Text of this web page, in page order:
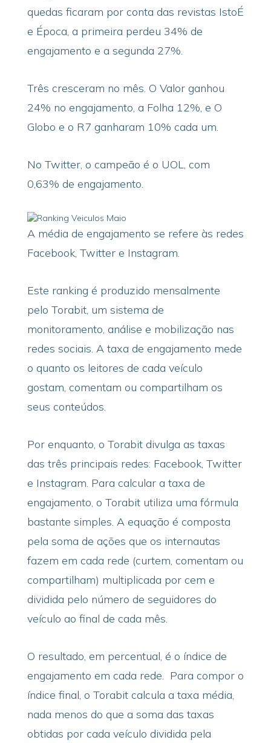
quedas ficaram por conta das revistas IstoÉ
e Época, a primeira perdeu 34% de
engajamento e a segunda 27%.
Três cresceram no mês. O Valor ganhou
24% no engajamento, a Folha 12%, e O
Globo e o R7 ganharam 10% cada um.
No Twitter, o campeão é o UOL, com
0,63% de engajamento.
A média de engajamento se refere às redes
Facebook, Twitter e Instagram.
Este ranking é produzido mensalmente
pelo Torabit, um sistema de
monitoramento, análise e mobilização nas
redes sociais. A taxa de engajamento mede
o quanto os leitores de cada veículo
gostam, comentam ou compartilham os
seus conteúdos.
Por enquanto, o Torabit divulga as taxas
das três principais redes: Facebook, Twitter
e Instagram. Para calcular a taxa de
engajamento, o Torabit utiliza uma fórmula
bastante simples. A equação é composta
pela soma de ações que os internautas
fazem em cada rede (curtem, comentam ou
compartilham) multiplicada por cem e
dividida pelo número de seguidores do
veículo ao final de cada mês.
O resultado, em percentual, é o índice de
engajamento em cada rede. Para compor o
índice final, o Torabit calcula a taxa média,
nada menos do que a soma das taxas
obtidas por cada veículo dividida pela